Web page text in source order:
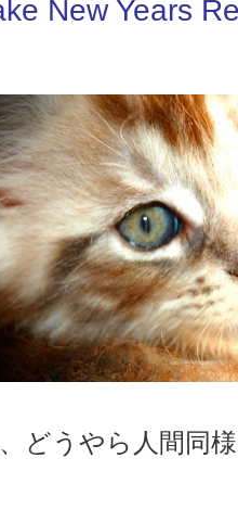
New Years
どうやら人間同